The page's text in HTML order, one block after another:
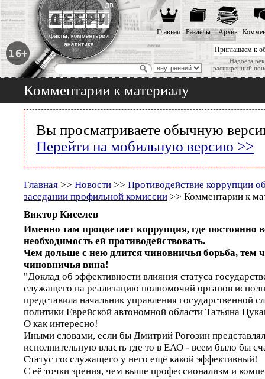
Приглашаем к
Надоела
расширенный
Главная Разделы Архив
Комментарии к материалу
Вы просматриваете обычную
Перейти на мобильную версию >>
Главная >> Новости >> Противодействие коррупции
заседании профильной комиссии >> Комментарии к
Виктор Киселев
Именно там процветает коррупция, где постоянно
необходимость ей противодействовать.
Чем дольше с нею длится чиновничья борьба, тем
чиновничья вина!
"Доклад об эффективности влияния статуса
служащего на реализацию полномочий органов
представила начальник управления государственной
политики Еврейской автономной области Татьяна
О как интересно!
Иными словами, если бы Дмитрий Рогозин
исполнительную власть где то в ЕАО - всем было бы
Статус госслужащего у него ещё какой эффективный!
С её точки зрения, чем выше профессионализм и